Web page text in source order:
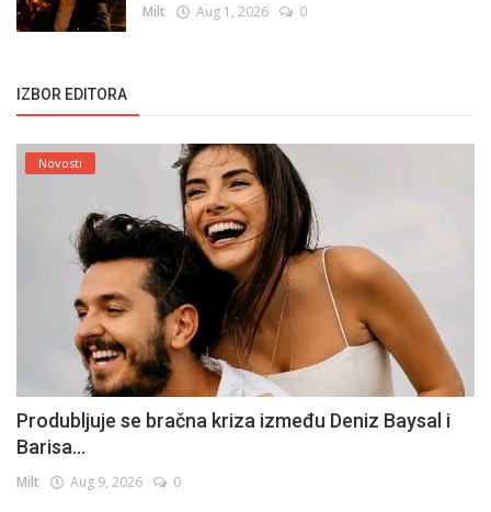
Milt Aug 1, 2026 0
IZBOR EDITORA
Novosti
Produbljuje se bračna kriza između Deniz Baysal i
Barisa...
Milt Aug 9, 2026 0